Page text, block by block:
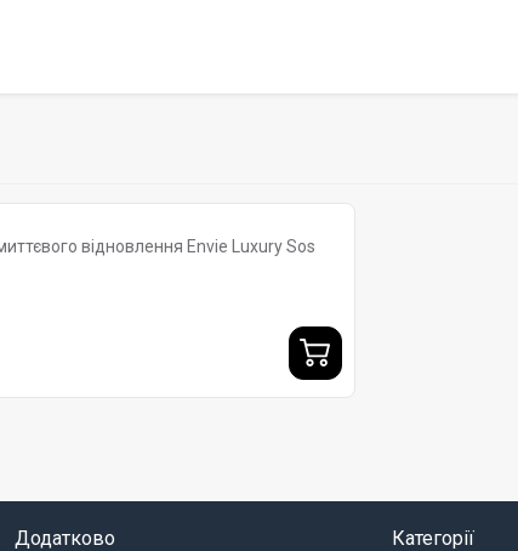
відновлення Envie Luxury Sos
Додатково Категорії